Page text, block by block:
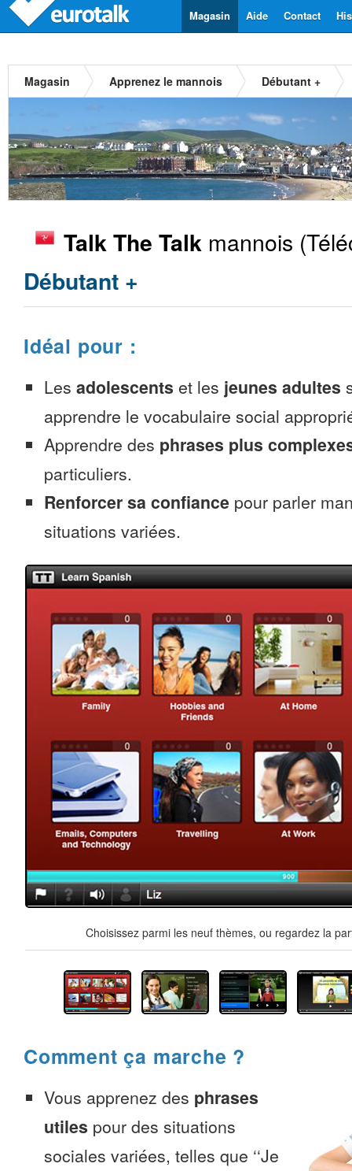
Contact
Aide
Magasin
Magasin Apprenez le mannois Débutant +
Talk The Talk mannois
Débutant +
Idéal pour :
Les adolescents et les jeunes adultes
apprendre le vocabulaire social
Apprendre des phrases plus
particuliers.
Renforcer sa confiance pour parler
situations variées.
Choisissez parmi les neuf thèmes, ou regardez la
Comment ça marche ?
Vous apprenez des phrases
utiles pour des situations
sociales variées, telles que ‘‘Je